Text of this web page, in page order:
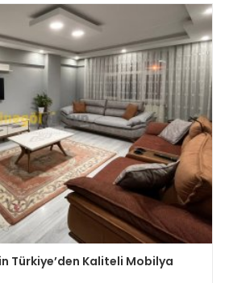
Türkiye’den Kaliteli Mobilya